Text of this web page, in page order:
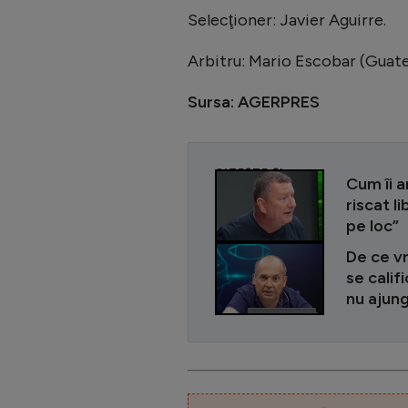
Selecţioner: Javier Aguirre.
Arbitru: Mario Escobar
Sursa: AGERPRES
CITEȘTE ȘI
Cum îi
riscat
pe loc”
De ce
se
nu